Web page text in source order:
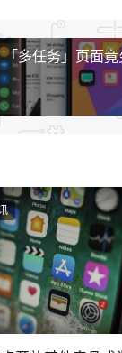
味着目前看起
多任务」页面